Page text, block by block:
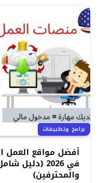
برامج وتطبيقات
أفضل مواقع العمل
في 2026 (دليل
والمحترفين)